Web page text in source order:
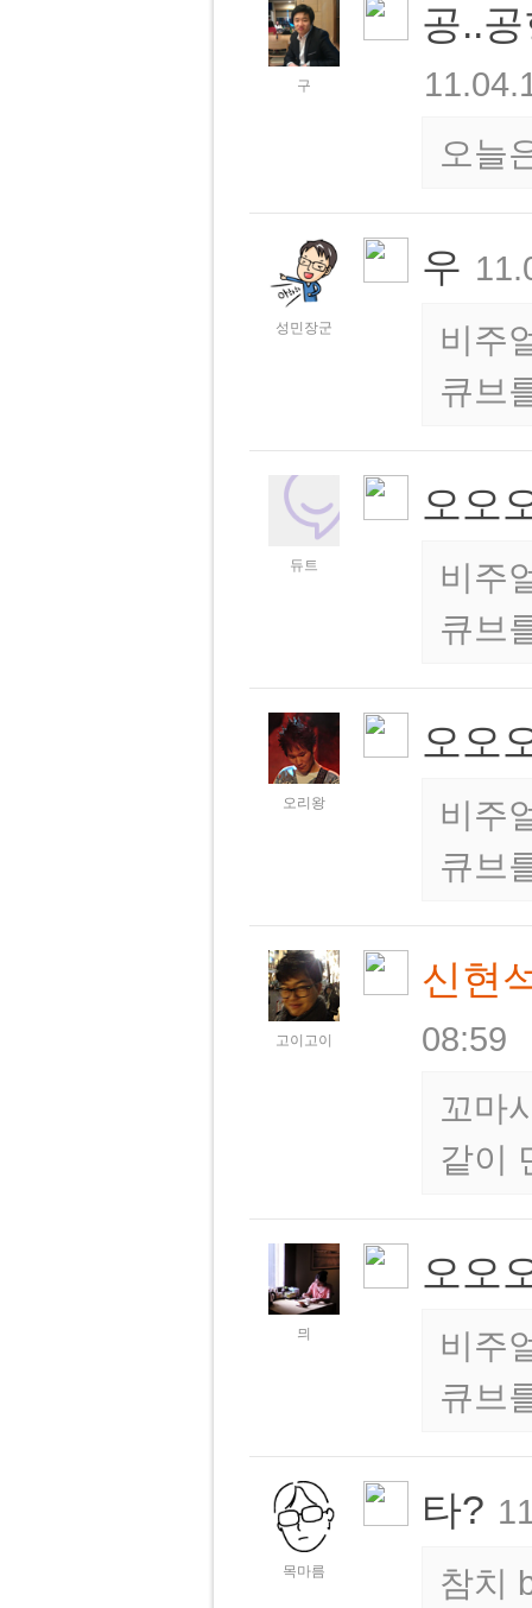
구
공..
오늘
성민장군
우
비주
큐브
듀트
오오
비주
큐브
오리왕
오오
비주
큐브
고이고이
신현
08:59
꼬마
같이
믜
오오
비주
큐브
목마름
타?
참치